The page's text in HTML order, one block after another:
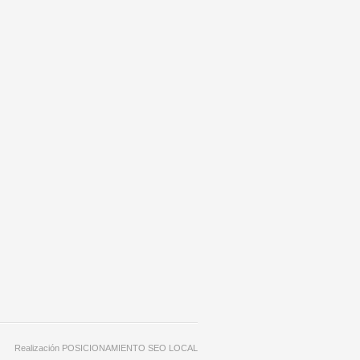
Realización POSICIONAMIENTO SEO LOCAL